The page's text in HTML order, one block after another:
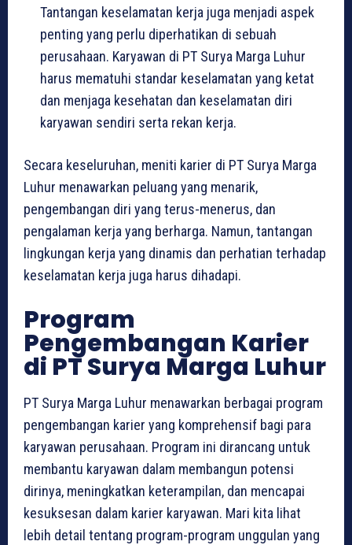
Tantangan keselamatan kerja juga menjadi aspek
penting yang perlu diperhatikan di sebuah
perusahaan. Karyawan di PT Surya Marga Luhur
harus mematuhi standar keselamatan yang ketat
dan menjaga kesehatan dan keselamatan diri
karyawan sendiri serta rekan kerja.
Secara keseluruhan, meniti karier di PT Surya Marga
Luhur menawarkan peluang yang menarik,
pengembangan diri yang terus-menerus, dan
pengalaman kerja yang berharga. Namun, tantangan
lingkungan kerja yang dinamis dan perhatian terhadap
keselamatan kerja juga harus dihadapi.
Program
Pengembangan Karier
di PT Surya Marga Luhur
PT Surya Marga Luhur menawarkan berbagai program
pengembangan karier yang komprehensif bagi para
karyawan perusahaan. Program ini dirancang untuk
membantu karyawan dalam membangun potensi
dirinya, meningkatkan keterampilan, dan mencapai
kesuksesan dalam karier karyawan. Mari kita lihat
lebih detail tentang program-program unggulan yang